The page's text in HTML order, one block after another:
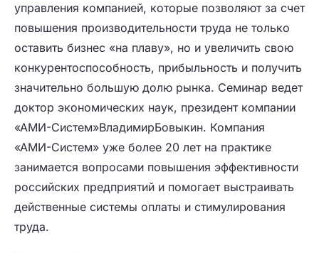
управления компанией, которые позволяют за счет
повышения производительности труда не только
оставить бизнес «на плаву», но и увеличить свою
конкурентоспособность, прибыльность и получить
значительно большую долю рынка. Семинар ведет
доктор экономических наук, президент компании
«АМИ-Систем»ВладимирБовыкин. Компания
«АМИ-Систем» уже более 20 лет на практике
занимается вопросами повышения эффективности
российских предприятий и помогает выстраивать
действенные системы оплаты и стимулирования
труда.